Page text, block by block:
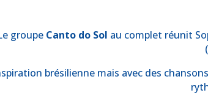
groupe Canto do Sol au complet réunit
brésilienne mais avec des